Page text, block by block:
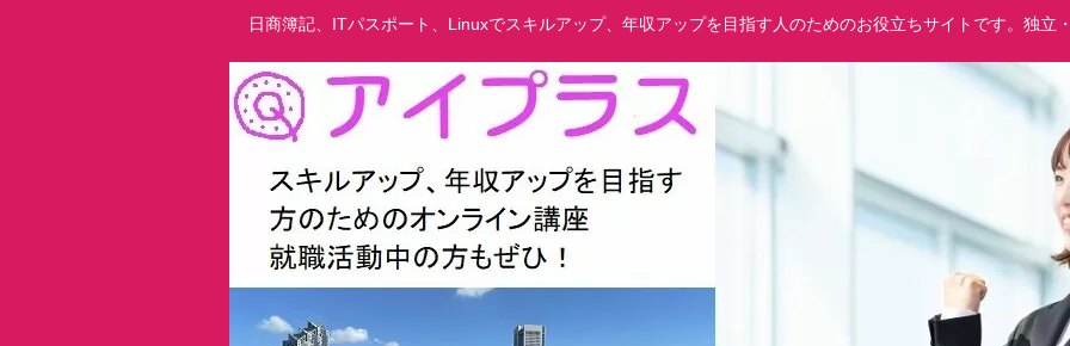
日商簿記、ITパスポート、Linuxでスキルアップ、年収アップを目指す人のためのお役立ちサイトです。独立